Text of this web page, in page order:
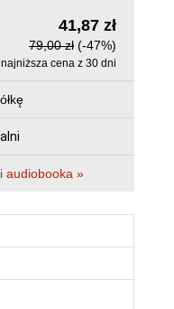
41,87 zł
79,00 zł (-47%)
najniższa cena z 30 dni
audiobooka »